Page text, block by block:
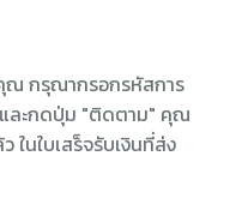
ณ กรุณากรอกรหัสการ
และกดปุ่ม "ติดตาม" คุณ
ในใบเสร็จรับเงินที่ส่ง